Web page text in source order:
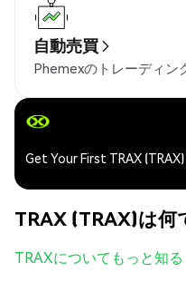
自動売買
Phemexのトレーディン
Get Your First TRAX
TRAX (TRAX)は何
TRAXについてもっと知る